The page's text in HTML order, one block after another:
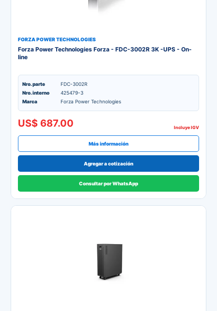
FORZA POWER TECHNOLOGIES
Forza Power Technologies Forza - FDC-3002R 3K -UPS - On-
line
Nro. parte
FDC-3002R
Nro. interno
425479-3
Marca
Forza Power Technologies
US$ 687.00 Incluye IGV
Más información
Agregar a cotización
Consultar por WhatsApp